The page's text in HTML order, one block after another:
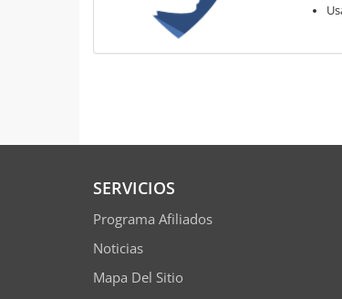
SERVICIOS
Programa Afiliados
Noticias
Mapa Del Sitio